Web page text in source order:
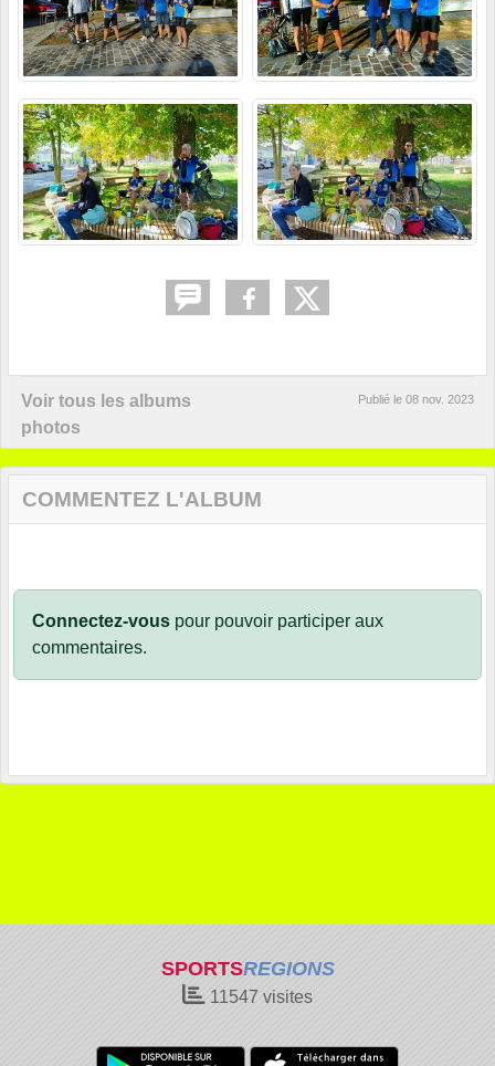
Voir tous les albums
photos
Publié le 08 nov. 2023
COMMENTEZ L'ALBUM
Connectez-vous pour pouvoir participer aux
commentaires.
SPORTSREGIONS
11547 visites